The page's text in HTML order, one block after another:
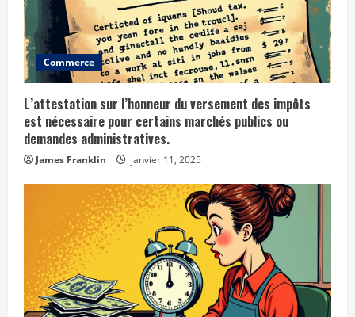
d
i
n
g
Commerce
L’attestation sur l’honneur du versement des impôts
est nécessaire pour certains marchés publics ou
demandes administratives.
James Franklin janvier 11, 2025